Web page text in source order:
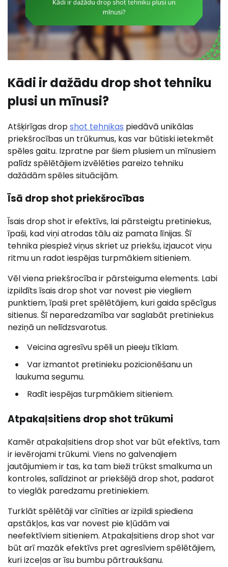
Kādi ir dažādu drop shot tehniku
plusi un mīnusi?
Atšķirīgas dropshot tehnikas piedāvā unikālas
priekšrocības un trūkumus, kas var būtiski ietekmēt
spēles gaitu. Izpratne par šiem plusiem un mīnusiem
palīdz spēlētājiem izvēlēties pareizo tehniku
dažādām spēles situācijām.
Īsā drop shot priekšrocības
Īsais drop shot ir efektīvs, lai pārsteigtu pretiniekus,
īpaši, kad viņi atrodas tālu aiz pamata līnijas. Šī
tehnika piespiež viņus skriet uz priekšu, izjaucot viņu
ritmu un radot iespējas turpmākiem sitieniem.
Vēl viena priekšrocība ir pārsteiguma elements. Labi
izpildīts īsais drop shot var novest pie viegliem
punktiem, īpaši pret spēlētājiem, kuri gaida spēcīgus
sitienus. Šī neparedzamība var saglabāt pretiniekus
neziņā un nelīdzsvarotus.
Veicina agresīvu spēli un pieeju tīklam.
Var izmantot pretinieku pozicionēšanu un
laukuma segumu.
Radīt iespējas turpmākiem sitieniem.
Atpakaļsitiens drop shot trūkumi
Kamēr atpakaļsitiens drop shot var būt efektīvs, tam
ir ievērojami trūkumi. Viens no galvenajiem
jautājumiem ir tas, ka tam bieži trūkst smalkuma un
kontroles, salīdzinot ar priekšējā drop shot, padarot
to vieglāk paredzamu pretiniekiem.
Turklāt spēlētāji var cīnīties ar izpildi spiediena
apstākļos, kas var novest pie kļūdām vai
neefektīviem sitieniem. Atpakaļsitiens drop shot var
būt arī mazāk efektīvs pret agresīviem spēlētājiem,
kuri izceļas ar īsu bumbu pārtraukšanu.